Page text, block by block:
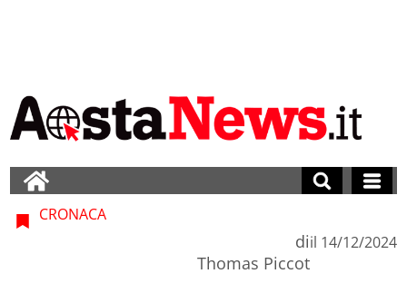
CRONACA
di
Thomas Piccot
il 14/12/2024